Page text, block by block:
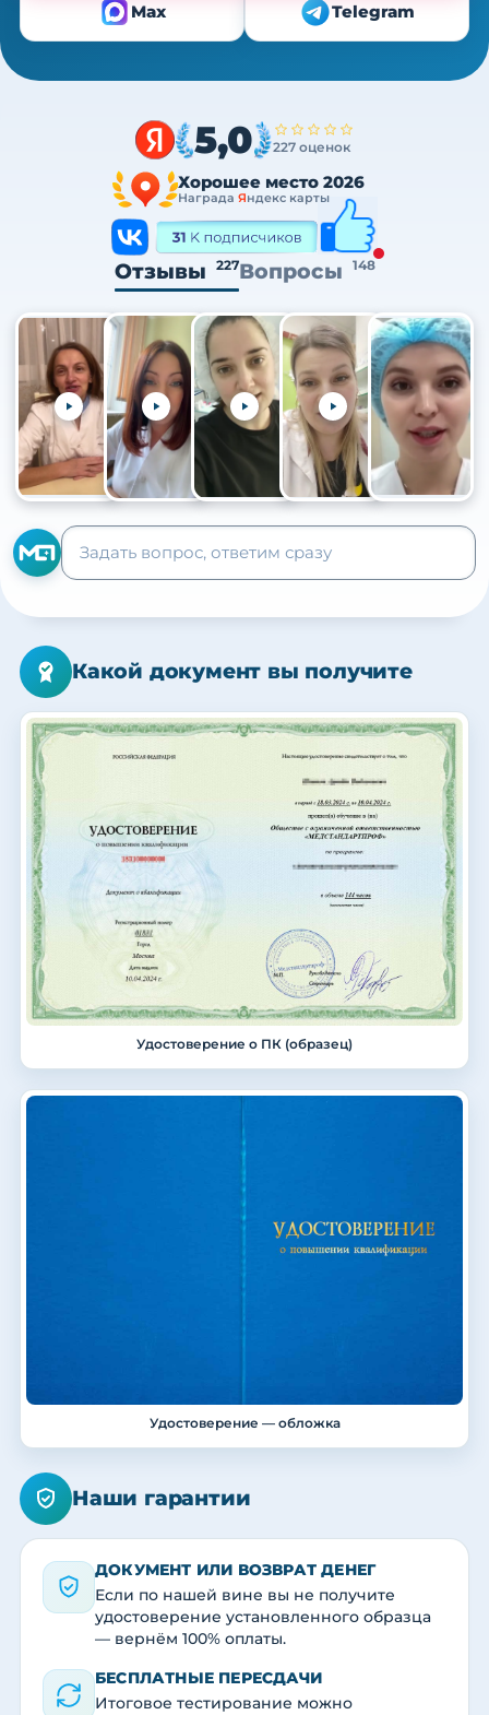
Max Telegram
5,0 227 оценок
Хорошее место 2026
Награда Яндекс карты
Отзывы 227Вопросы 148
+105
Какой документ вы получите
Удостоверение о ПК (образец)
Удостоверение — обложка
Наши гарантии
ДОКУМЕНТ ИЛИ ВОЗВРАТ ДЕНЕГ
Если по нашей вине вы не получите
удостоверение установленного образца
— вернём 100% оплаты.
БЕСПЛАТНЫЕ ПЕРЕСДАЧИ
Итоговое тестирование можно